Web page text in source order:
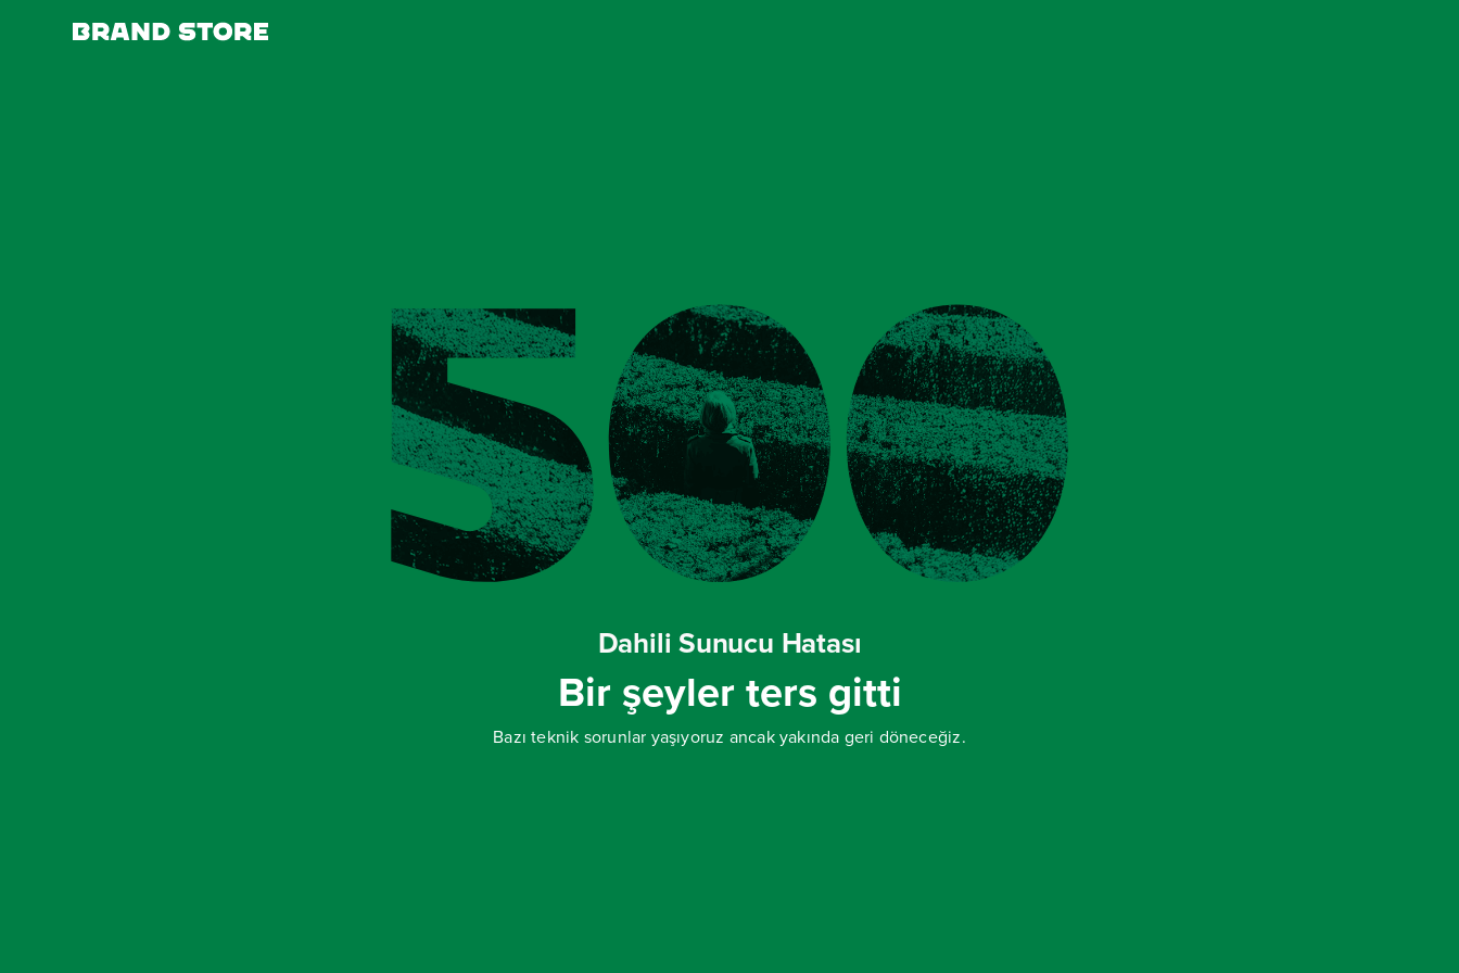
Dahili Sunucu Hatası
Bir şeyler ters gitti
Bazı teknik sorunlar yaşıyoruz ancak yakında geri döneceğiz.